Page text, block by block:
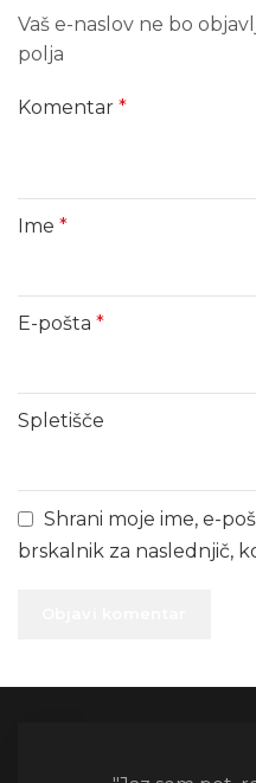
Vaš e-naslov ne bo
polja
Komentar *
Ime *
E-pošta *
Spletišče
Shrani moje ime, e-
brskalnik za naslednjič,